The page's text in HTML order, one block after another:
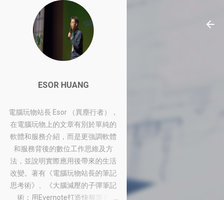
ESOR HUANG
電腦玩物站長 Esor （異塵行者），
在電腦玩物上的文章有別於單純的
軟體和服務介紹，而是更強調軟體
和服務背後的數位工作思維及方
法，並說明實際應用後帶來的生活
改變。著有《電腦玩物站長的筆記
思考術》、《大腦減壓的子彈筆記
術：用Evernote打造快狠準系